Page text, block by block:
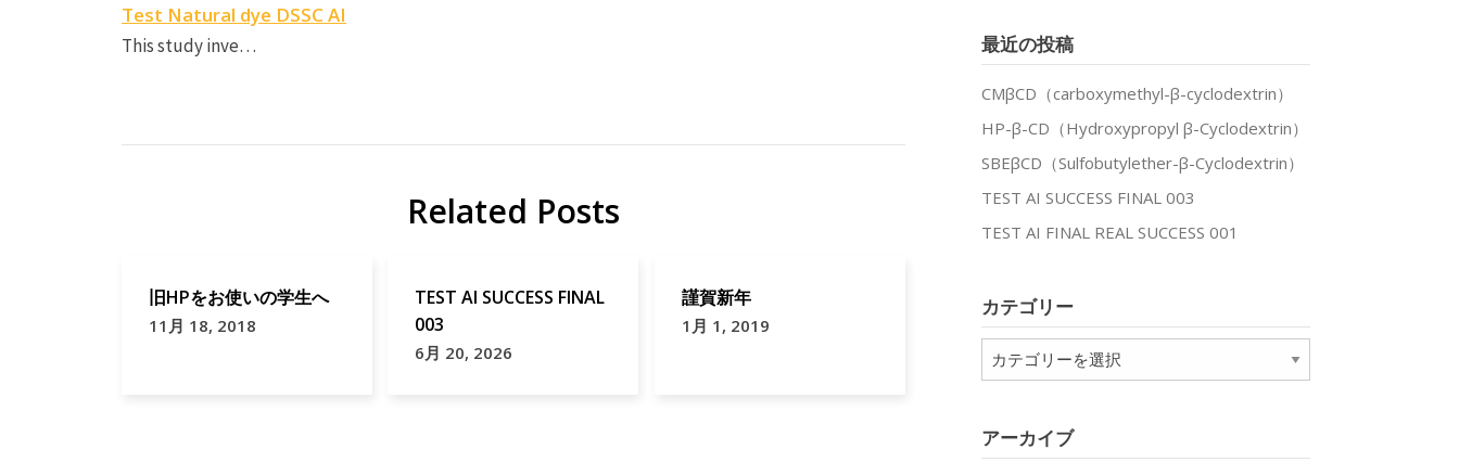
Test Natural dye DSSC AI
This study inve…
Related Posts
旧HPをお使いの学生へ
11月 18, 2018
TEST AI SUCCESS FINAL
003
6月 20, 2026
謹賀新年
1月 1, 2019
最近の投稿
CMβCD（carboxymethyl-β-cyclodextrin）
HP-β-CD（Hydroxypropyl β-Cyclodextrin）
SBEβCD（Sulfobutylether-β-Cyclodextrin）
TEST AI SUCCESS FINAL 003
TEST AI FINAL REAL SUCCESS 001
カテゴリー
テ
ー
アーカイブ